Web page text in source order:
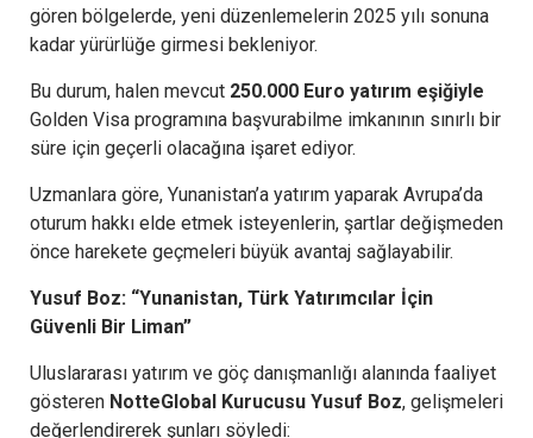
gören bölgelerde, yeni düzenlemelerin 2025 yılı sonuna
kadar yürürlüğe girmesi bekleniyor.
Bu durum, halen mevcut 250.000 Euro yatırım eşiğiyle
Golden Visa programına başvurabilme imkanının sınırlı bir
süre için geçerli olacağına işaret ediyor.
Uzmanlara göre, Yunanistan’a yatırım yaparak Avrupa’da
oturum hakkı elde etmek isteyenlerin, şartlar değişmeden
önce harekete geçmeleri büyük avantaj sağlayabilir.
Yusuf Boz: “Yunanistan, Türk Yatırımcılar İçin
Güvenli Bir Liman”
Uluslararası yatırım ve göç danışmanlığı alanında faaliyet
gösteren NotteGlobal Kurucusu Yusuf Boz, gelişmeleri
değerlendirerek şunları söyledi: